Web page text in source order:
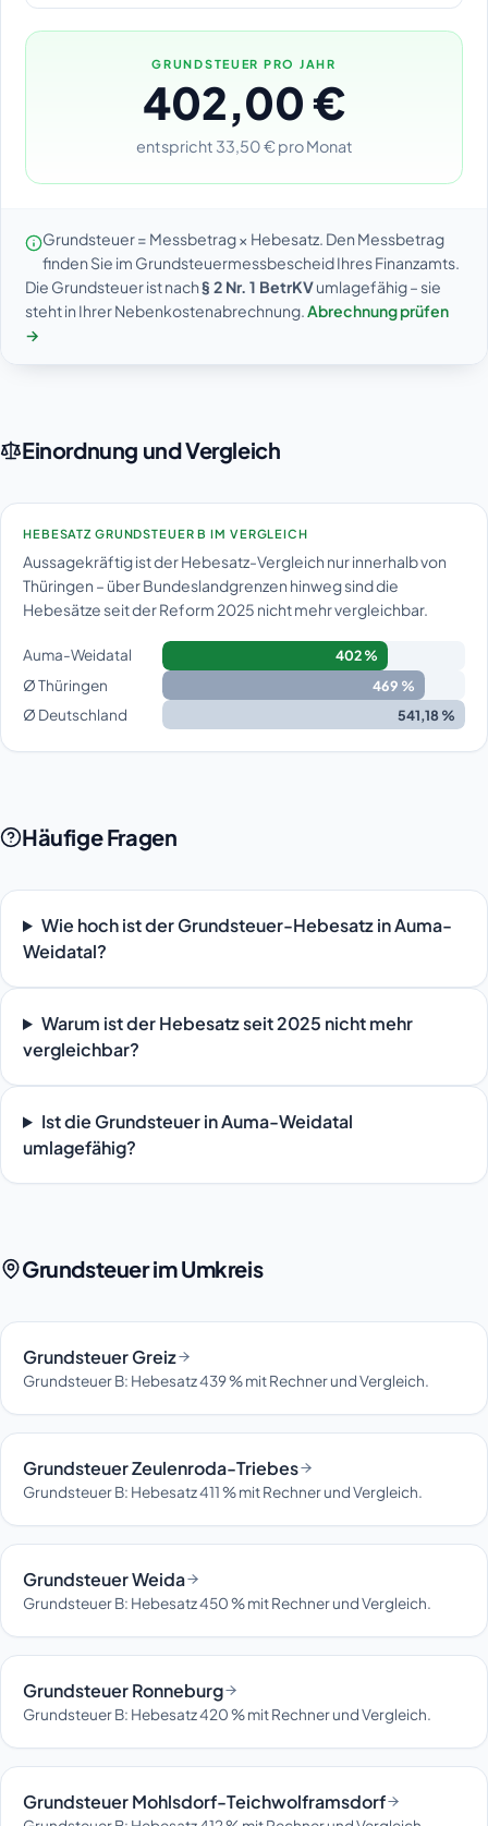
GRUNDSTEUER PRO JAHR
402,00 €
entspricht 33,50 € pro Monat
Grundsteuer = Messbetrag × Hebesatz. Den Messbetrag
finden Sie im Grundsteuermessbescheid Ihres Finanzamts.
Die Grundsteuer ist nach§ 2 Nr. 1 BetrKVumlagefähig – sie
steht in Ihrer Nebenkostenabrechnung.Abrechnung prüfen
→
Einordnung und Vergleich
HEBESATZ GRUNDSTEUER B IM VERGLEICH
Aussagekräftig ist der Hebesatz-Vergleich nur innerhalb von
Thüringen – über Bundeslandgrenzen hinweg sind die
Hebesätze seit der Reform 2025 nicht mehr vergleichbar.
Auma-Weidatal 402 %
Ø Thüringen 469 %
Ø Deutschland 541,18 %
Häufige Fragen
Wie hoch ist der Grundsteuer-Hebesatz in Auma-
Weidatal?
Warum ist der Hebesatz seit 2025 nicht mehr
vergleichbar?
Ist die Grundsteuer in Auma-Weidatal
umlagefähig?
Grundsteuer im Umkreis
Grundsteuer Greiz
Grundsteuer B: Hebesatz 439 % mit Rechner und Vergleich.
Grundsteuer Zeulenroda-Triebes
Grundsteuer B: Hebesatz 411 % mit Rechner und Vergleich.
Grundsteuer Weida
Grundsteuer B: Hebesatz 450 % mit Rechner und Vergleich.
Grundsteuer Ronneburg
Grundsteuer B: Hebesatz 420 % mit Rechner und Vergleich.
Grundsteuer Mohlsdorf-Teichwolframsdorf